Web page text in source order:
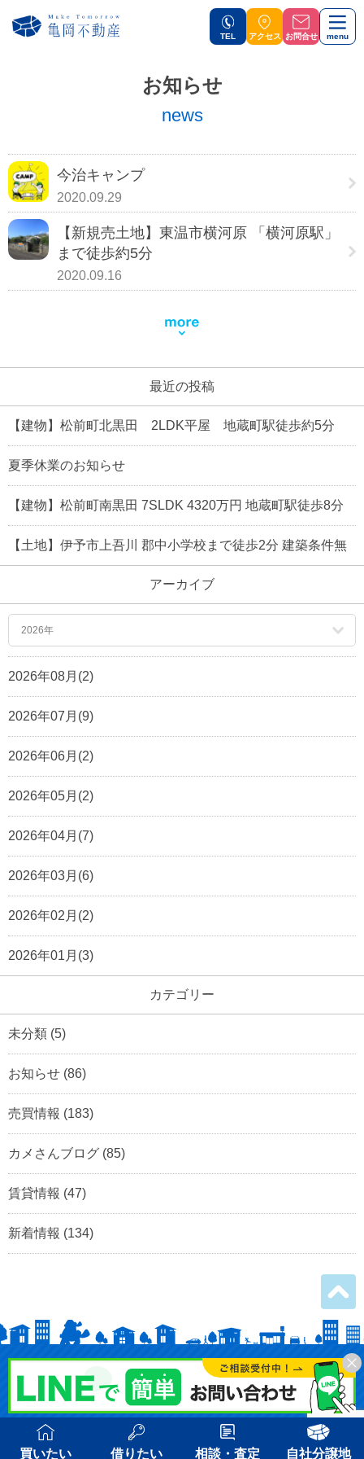
TEL アクセス お問合せ menu
買いたい 借りたい 相談・査定 自社分譲地
お知らせ
news
今治キャンプ
2020.09.29
【新規売土地】東温市横河原 「横河原駅」
まで徒歩約5分
2020.09.16
最近の投稿
【建物】松前町北黒田 2LDK平屋 地蔵町駅徒歩約5分
夏季休業のお知らせ
【建物】松前町南黒田 7SLDK 4320万円 地蔵町駅徒歩8分
【土地】伊予市上吾川 郡中小学校まで徒歩2分 建築条件無
アーカイブ
2026年
2026年08月(2)
2026年07月(9)
2026年06月(2)
2026年05月(2)
2026年04月(7)
2026年03月(6)
2026年02月(2)
2026年01月(3)
カテゴリー
未分類 (5)
お知らせ (86)
売買情報 (183)
カメさんブログ (85)
賃貸情報 (47)
新着情報 (134)
©2026 KAMEOKA.inc